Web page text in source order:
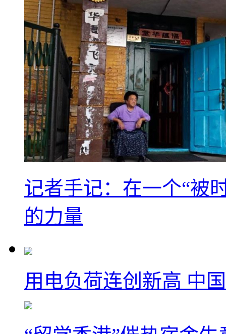
记者手记：在一个“被
的力量
用电负荷连创新高 中